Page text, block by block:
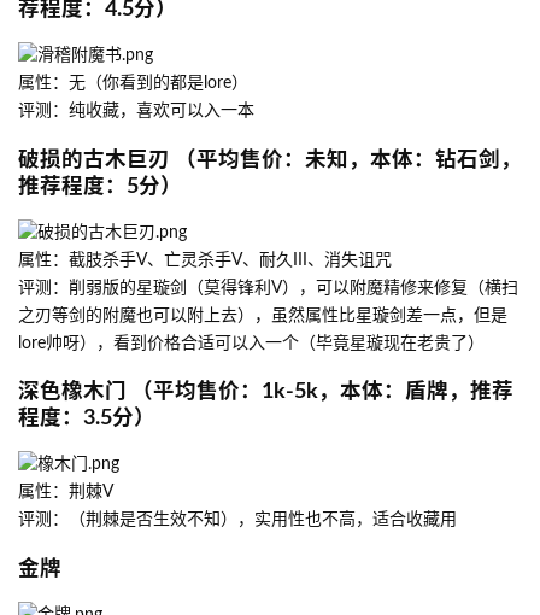
荐程度：4.5分）
属性：无（你看到的都是lore）
评测：纯收藏，喜欢可以入一本
破损的古木巨刃 （平均售价：未知，本体：钻石剑，
推荐程度：5分）
属性：截肢杀手V、亡灵杀手V、耐久III、消失诅咒
评测：削弱版的星璇剑（莫得锋利V），可以附魔精修来修复（横扫
之刃等剑的附魔也可以附上去），虽然属性比星璇剑差一点，但是
lore帅呀），看到价格合适可以入一个（毕竟星璇现在老贵了）
深色橡木门 （平均售价：1k-5k，本体：盾牌，推荐
程度：3.5分）
属性：荆棘V
评测：（荆棘是否生效不知），实用性也不高，适合收藏用
金牌